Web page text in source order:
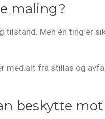
maling?
tilstand. Men én ting er
med alt fra stillas og
beskytte